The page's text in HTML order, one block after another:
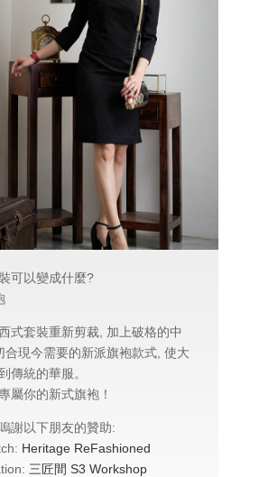
可以變成什麼?
式套裝重新剪裁, 加上破格的中
合現今需要的新派旗袍款式, 使大
傳統的華服。
屬你的新式旗袍！
謝以下朋友的贊助:
Heritage ReFashioned
三匠間 S3 Workshop